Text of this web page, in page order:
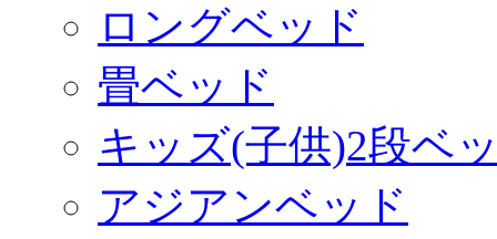
ロングベッド
畳ベッド
キッズ(子供)2段ベ
アジアンベッド